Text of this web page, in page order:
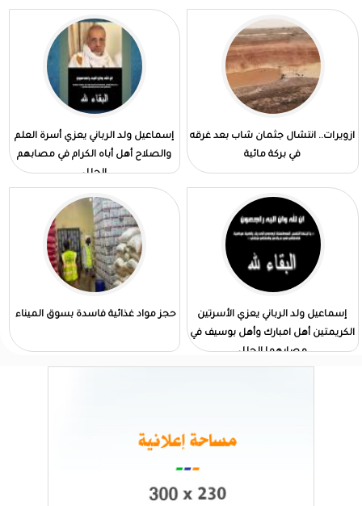
ازويرات.. انتشال جثمان شاب بعد غرقه
في بركة مائية
إسماعيل ولد الرباني يعزي أسرة العلم
والصلاح أهل أباه الكرام في مصابهم
الجلل
إسماعيل ولد الرباني يعزي الأسرتين
الكريمتين أهل امبارك وأهل بوسيف في
مصابهما الجلل
حجز مواد غذائية فاسدة بسوق الميناء